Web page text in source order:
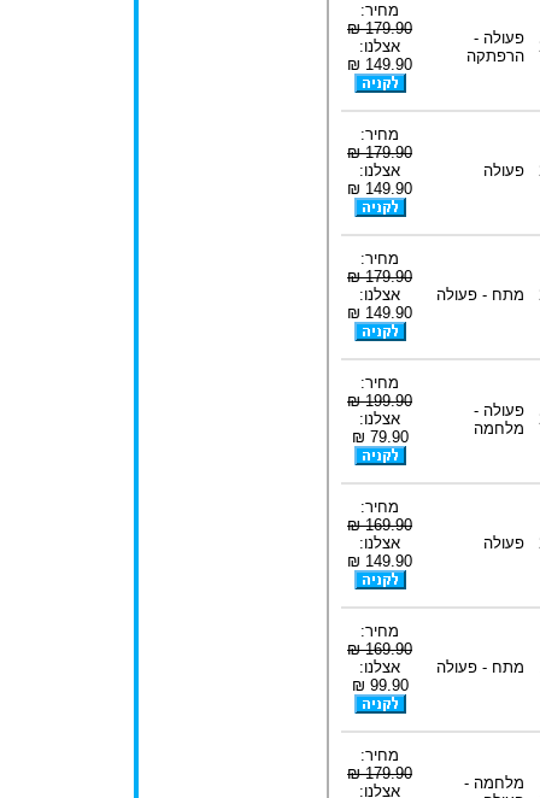
פעולה -
הרפתקה
מחיר:
179.90 ₪
אצלנו:
149.90 ₪
פעולה
מחיר:
179.90 ₪
אצלנו:
149.90 ₪
מתח - פעולה
מחיר:
179.90 ₪
אצלנו:
149.90 ₪
פעולה -
מלחמה
מחיר:
199.90 ₪
אצלנו:
79.90 ₪
פעולה
מחיר:
169.90 ₪
אצלנו:
149.90 ₪
מתח - פעולה
מחיר:
169.90 ₪
אצלנו:
99.90 ₪
מלחמה -
מחיר:
179.90 ₪
אצלנו: